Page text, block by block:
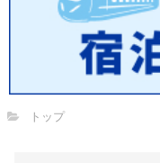
トップ